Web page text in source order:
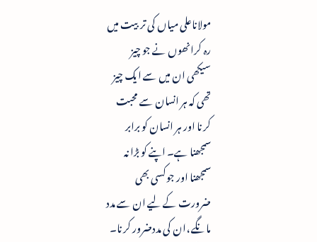
مولاناعلی میاں کی تربیت میں
رہ کرانھوں نے جو چیز
سیکھی ان میں سے ایک چیز
تھی کہ ہر انسان سے محبت
کرنا اور ہر انسان کو برابر
سمجھنا ہے۔ اپنے کو بڑا نہ
سمجھنا اور جوکسی بھی
ضرورت کے لیے ان سے مدد
مانگے ،ان کی مددضرور کرنا۔